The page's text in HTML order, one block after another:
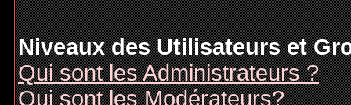
Niveaux des Utilisateurs et
Qui sont les Administrateurs ?
Qui sont les Modérateurs?